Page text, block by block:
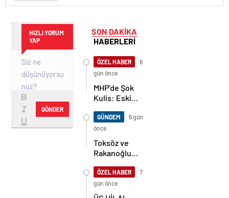
HIZLI YORUM
YAP
GÖNDER
SON DAKİKA
HABERLERİ
ÖZEL HABER
6
gün önce
MHP’de Şok
Kulis: Eski
Sahnede!
Korkmaz Yol
Vermiyor
GÜNDEM
6 gün
önce
Toksöz ve
Rakanoğlu
Acı Günü
ÖZEL HABER
7
gün önce